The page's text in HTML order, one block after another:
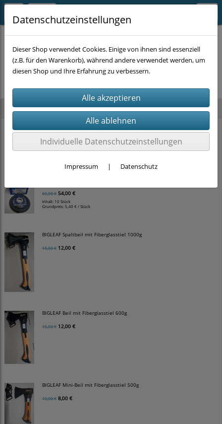
Neu im Shop
1x PFERD Fächerscheibe (Ø 125 x 22,23mm, P40) 'Polifan Curve'
10,00 €8,00 €
Inhalt: 10 Stück
60,00 € 54,00 €
Inhalt: 10 Stück
Grundpreis:5,40 € / Stück
BIGLEAF Spaltbeil mit Fiberglasstiel 1000g
15,00 € 12,00 €
BIGLEAF Beil mit Fiberglasstiel 600g
15,00 € 12,00 €
BIGLEAF Mini-Beil mit Fiberglasstiel 500g
10,00 € 8,00 €
Es wurden leider keine Produkte gefunden.
Datenschutzeinstellungen
Dieser Shop verwendet Cookies. Einige von ihnen sind essenziell
(z.B. für den Warenkorb), während andere verwendet werden, um
diesen Shop und Ihre Erfahrung zu verbessern.
Individuelle Datenschutzeinstellungen
Impressum | Datenschutz